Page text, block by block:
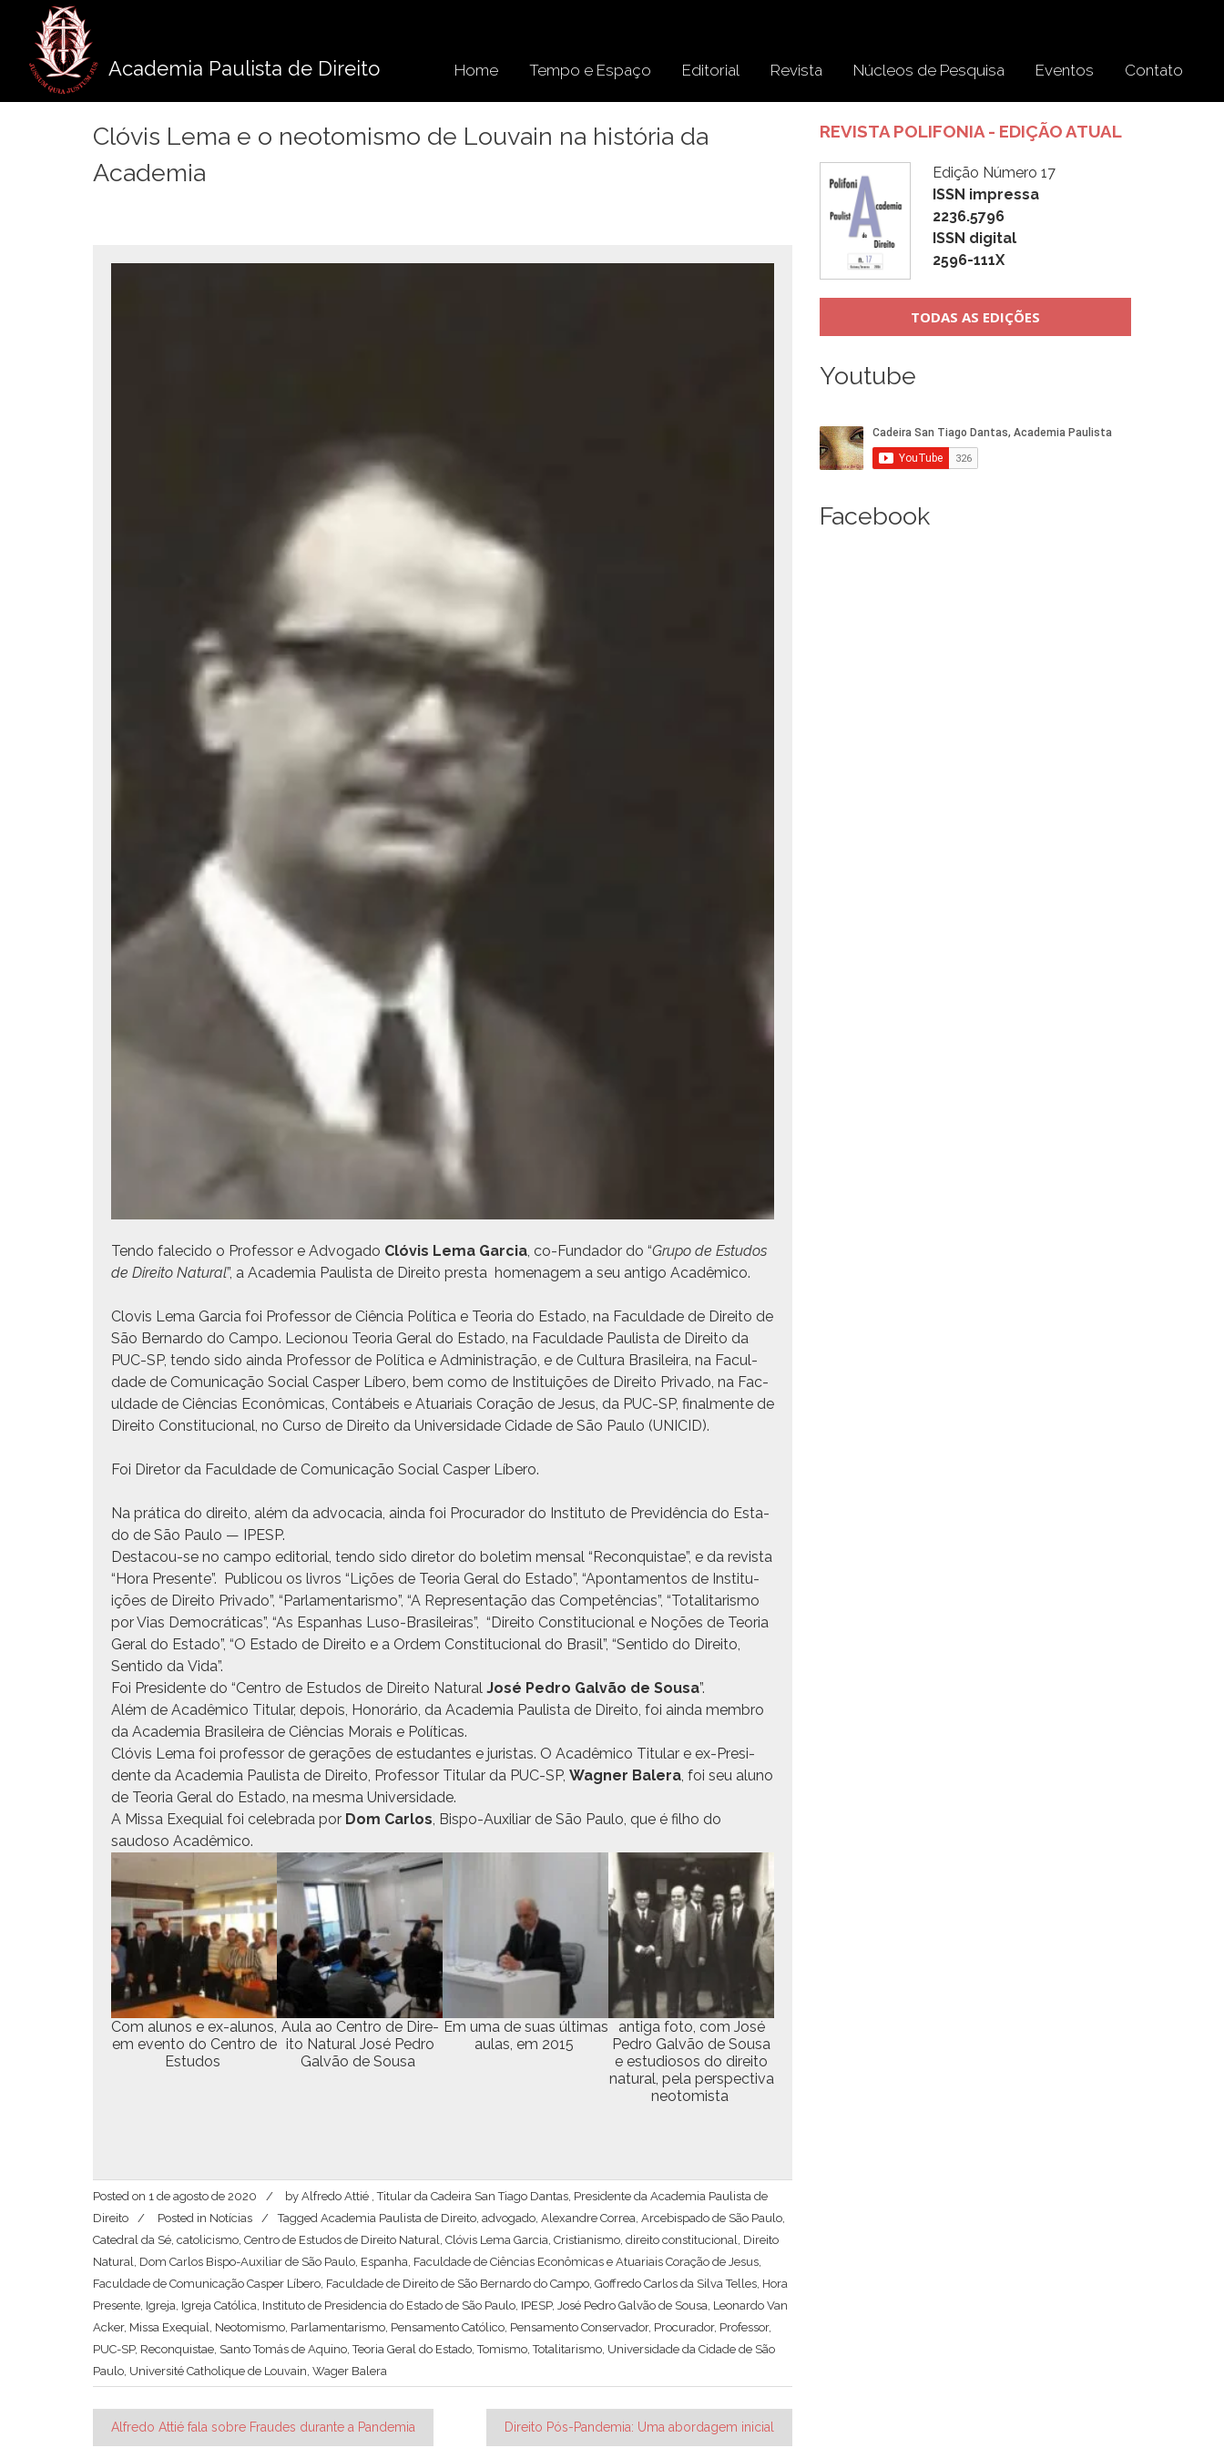
conteúdo
Academia Paulista de Direito Home Tempo e Espaço Editorial Revista Núcleos de Pesquisa Eventos Contato
Clóvis Lema e o neotomismo de Louvain na história da
Academia
Ten­do fale­ci­do o Pro­fes­sor e Advo­ga­do Clóvis Lema Gar­cia, co-Fun­dador do “Grupo de Estu­dos
de Dire­ito Nat­ur­al”, a Acad­e­mia Paulista de Dire­ito pres­ta hom­e­nagem a seu anti­go Acadêmico.
Clo­vis Lema Gar­cia foi Pro­fes­sor de Ciên­cia Políti­ca e Teo­ria do Esta­do, na Fac­ul­dade de Dire­ito de
São Bernar­do do Cam­po. Lecio­nou Teo­ria Ger­al do Esta­do, na Fac­ul­dade Paulista de Dire­ito da
PUC-SP, ten­do sido ain­da Pro­fes­sor de Políti­ca e Admin­is­tração, e de Cul­tura Brasileira, na Fac­ul­
dade de Comu­ni­cação Social Casper Líbero, bem como de Insti­tu­ições de Dire­ito Pri­va­do, na Fac­
ul­dade de Ciên­cias Econômi­cas, Con­tábeis e Atu­ar­i­ais Coração de Jesus, da PUC-SP, final­mente de
Dire­ito Con­sti­tu­cional, no Cur­so de Dire­ito da Uni­ver­si­dade Cidade de São Paulo (UNICID).
Foi Dire­tor da Fac­ul­dade de Comu­ni­cação Social Casper Líbero.
Na práti­ca do dire­ito, além da advo­ca­cia, ain­da foi Procu­rador do Insti­tu­to de Pre­v­idên­cia do Esta­
do de São Paulo — IPESP.
Desta­cou-se no cam­po edi­to­r­i­al, ten­do sido dire­tor do bole­tim men­sal “Recon­quis­tae”, e da revista
“Hora Pre­sente”. Pub­li­cou os livros “Lições de Teo­ria Ger­al do Esta­do”, “Apon­ta­men­tos de Insti­tu­
ições de Dire­ito Pri­va­do”, “Par­la­men­taris­mo”, “A Rep­re­sen­tação das Com­petên­cias”, “Total­i­taris­mo
por Vias Democráti­cas”, “As Espan­has Luso-Brasileiras”, “Dire­ito Con­sti­tu­cional e Noções de Teo­ria
Ger­al do Esta­do”, “O Esta­do de Dire­ito e a Ordem Con­sti­tu­cional do Brasil”, “Sen­ti­do do Dire­ito,
Sen­ti­do da Vida”.
Foi Pres­i­dente do “Cen­tro de Estu­dos de Dire­ito Nat­ur­al José Pedro Galvão de Sousa”.
Além de Acadêmi­co Tit­u­lar, depois, Hon­orário, da Acad­e­mia Paulista de Dire­ito, foi ain­da mem­bro
da Acad­e­mia Brasileira de Ciên­cias Morais e Políticas.
Clóvis Lema foi pro­fes­sor de ger­ações de estu­dantes e juris­tas. O Acadêmi­co Tit­u­lar e ex-Pres­i­
dente da Acad­e­mia Paulista de Dire­ito, Pro­fes­sor Tit­u­lar da PUC-SP, Wag­n­er Balera, foi seu aluno
de Teo­ria Ger­al do Esta­do, na mes­ma Universidade.
A Mis­sa Exe­quial foi cel­e­bra­da por Dom Car­los, Bis­po-Aux­il­iar de São Paulo, que é fil­ho do
saudoso Acadêmico.
Com alunos e ex-alunos,
em even­to do Cen­tro de
Estudos
Aula ao Cen­tro de Dire­
ito Nat­ur­al José Pedro
Galvão de Sousa
Em uma de suas últi­mas
aulas, em 2015
anti­ga foto, com José
Pedro Galvão de Sousa
e estu­diosos do dire­ito
nat­ur­al, pela per­spec­ti­va
neotomista
Posted on 1 de agosto de 2020 by Alfredo Attié , Titular da Cadeira San Tiago Dantas, Presidente da Academia Paulista de
Direito
Posted in Notícias Tagged Academia Paulista de Direito, advogado, Alexandre Correa, Arcebispado de São Paulo,
Catedral da Sé, catolicismo, Centro de Estudos de Direito Natural, Clóvis Lema Garcia, Cristianismo, direito constitucional, Direito
Natural, Dom Carlos Bispo-Auxiliar de São Paulo, Espanha, Faculdade de Ciências Econômicas e Atuariais Coração de Jesus,
Faculdade de Comunicação Casper Líbero, Faculdade de Direito de São Bernardo do Campo, Goffredo Carlos da Silva Telles, Hora
Presente, Igreja, Igreja Católica, Instituto de Presidencia do Estado de São Paulo, IPESP, José Pedro Galvão de Sousa, Leonardo Van
Acker, Missa Exequial, Neotomismo, Parlamentarismo, Pensamento Católico, Pensamento Conservador, Procurador, Professor,
PUC-SP, Reconquistae, Santo Tomás de Aquino,Teoria Geral do Estado,Tomismo,Totalitarismo, Universidade da Cidade de São
Paulo, Université Catholique de Louvain, Wager Balera
Navegação
Alfredo Attié fala sobre Fraudes durante a Pandemia Direito Pós-Pandemia: Uma abordagem inicial
REVISTA POLIFONIA - EDIÇÃO ATUAL
Edição Número 17
ISSN impressa
2236.5796
ISSN digital
2596-111X
TODAS AS EDIÇÕES
Youtube
Facebook